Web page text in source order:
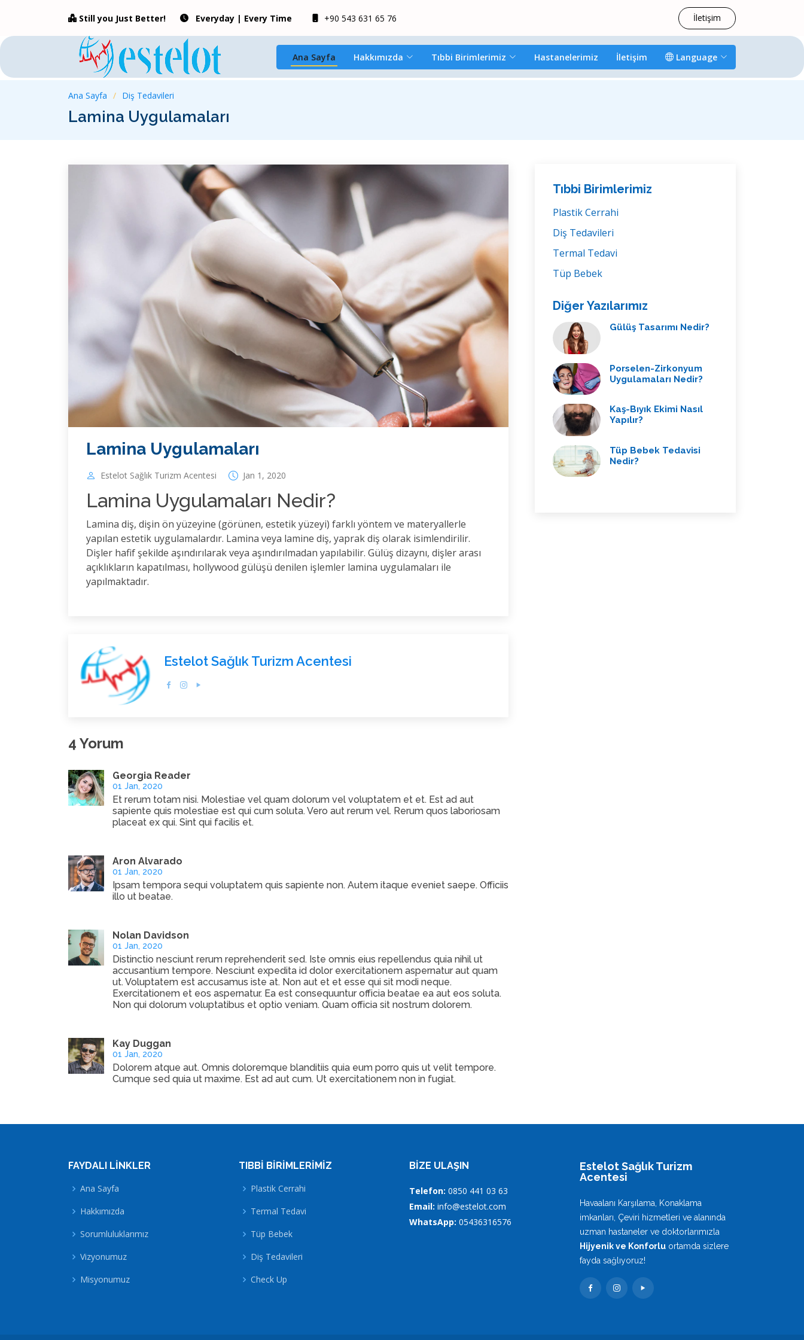
Still you Just Better! Everyday | Every Time +90 543 631 65 76 İletişim
Ana Sayfa Hakkımızda Tıbbi Birimlerimiz Hastanelerimiz İletişim Language
Ana Sayfa Diş Tedavileri
Lamina Uygulamaları
Lamina Uygulamaları
Estelot Sağlık Turizm Acentesi Jan 1, 2020
Lamina Uygulamaları Nedir?
Lamina diş, dişin ön yüzeyine (görünen, estetik yüzeyi) farklı yöntem ve materyallerle
yapılan estetik uygulamalardır. Lamina veya lamine diş, yaprak diş olarak isimlendirilir.
Dişler hafif şekilde aşındırılarak veya aşındırılmadan yapılabilir. Gülüş dizaynı, dişler arası
açıklıkların kapatılması, hollywood gülüşü denilen işlemler lamina uygulamaları ile
yapılmaktadır.
Estelot Sağlık Turizm Acentesi
4 Yorum
Georgia Reader
01 Jan, 2020
Et rerum totam nisi. Molestiae vel quam dolorum vel voluptatem et et. Est ad aut
sapiente quis molestiae est qui cum soluta. Vero aut rerum vel. Rerum quos laboriosam
placeat ex qui. Sint qui facilis et.
Aron Alvarado
01 Jan, 2020
Ipsam tempora sequi voluptatem quis sapiente non. Autem itaque eveniet saepe. Officiis
illo ut beatae.
Nolan Davidson
01 Jan, 2020
Distinctio nesciunt rerum reprehenderit sed. Iste omnis eius repellendus quia nihil ut
accusantium tempore. Nesciunt expedita id dolor exercitationem aspernatur aut quam
ut. Voluptatem est accusamus iste at. Non aut et et esse qui sit modi neque.
Exercitationem et eos aspernatur. Ea est consequuntur officia beatae ea aut eos soluta.
Non qui dolorum voluptatibus et optio veniam. Quam officia sit nostrum dolorem.
Kay Duggan
01 Jan, 2020
Dolorem atque aut. Omnis doloremque blanditiis quia eum porro quis ut velit tempore.
Cumque sed quia ut maxime. Est ad aut cum. Ut exercitationem non in fugiat.
Tıbbi Birimlerimiz
Plastik Cerrahi
Diş Tedavileri
Termal Tedavi
Tüp Bebek
Diğer Yazılarımız
Gülüş Tasarımı Nedir?
Porselen-Zirkonyum
Uygulamaları Nedir?
Kaş-Bıyık Ekimi Nasıl
Yapılır?
Tüp Bebek Tedavisi
Nedir?
FAYDALI LINKLER
Ana Sayfa
Hakkımızda
Sorumluluklarımız
Vizyonumuz
Misyonumuz
TIBBI BIRIMLERIMIZ
Plastik Cerrahi
Termal Tedavi
Tüp Bebek
Diş Tedavileri
Check Up
BIZE ULAŞIN
Telefon: 0850 441 03 63
Email: info@estelot.com
WhatsApp: 05436316576
Estelot Sağlık Turizm
Acentesi
Havaalanı Karşılama, Konaklama
imkanları, Çeviri hizmetleri ve alanında
uzman hastaneler ve doktorlarımızla
Hijyenik ve Konforlu ortamda sizlere
fayda sağlıyoruz!